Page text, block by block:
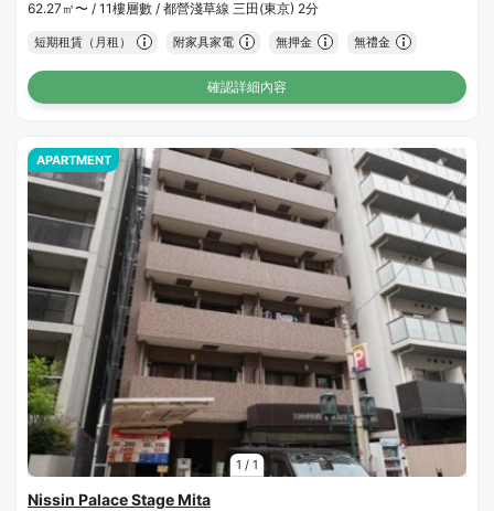
62.27㎡〜 / 11樓層數 / 都營淺草線 三田(東京) 2分
短期租賃（月租） 附家具家電 無押金 無禮金
確認詳細內容
1 / 1
APARTMENT
Nissin Palace Stage Mita